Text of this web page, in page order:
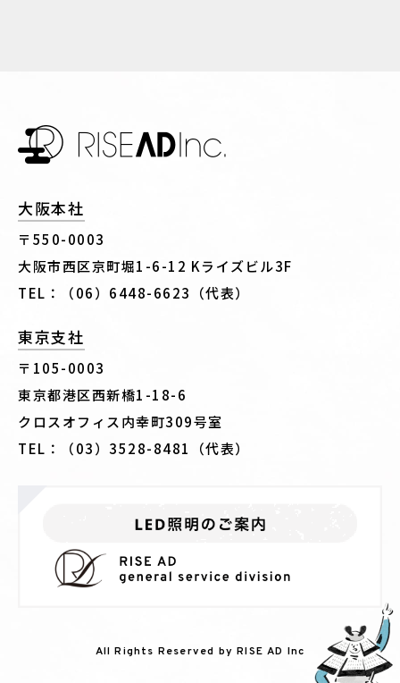
大阪本社
〒550-0003
大阪市西区京町堀1-6-12 Kライズビル3F
TEL：（06）6448-6623（代表）
東京支社
〒105-0003
東京都港区西新橋1-18-6
クロスオフィス内幸町309号室
TEL：（03）3528-8481（代表）
All Rights Reserved by RISE AD Inc